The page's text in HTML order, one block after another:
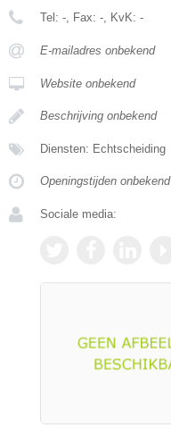
Tel: -, Fax: -, KvK: -
E-mailadres onbekend
Website onbekend
Beschrijving onbekend
Diensten: Echtscheiding
Openingstijden onbekend
Sociale media: